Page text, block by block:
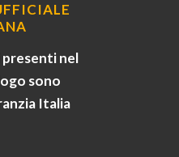
nel
sono
Italia